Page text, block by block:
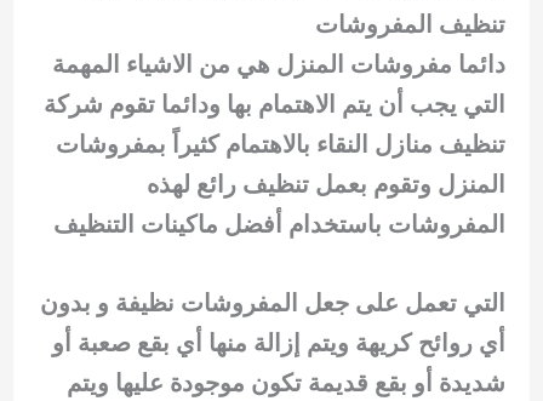
تنظيف المفروشات
دائما مفروشات المنزل هي من الاشياء المهمة
التي يجب أن يتم الاهتمام بها ودائما تقوم شركة
تنظيف منازل النقاء بالاهتمام كثيراً بمفروشات
المنزل وتقوم بعمل تنظيف رائع لهذه
المفروشات باستخدام أفضل ماكينات التنظيف
التي تعمل على جعل المفروشات نظيفة و بدون
أي روائح كريهة ويتم إزالة منها أي بقع صعبة أو
شديدة أو بقع قديمة تكون موجودة عليها ويتم